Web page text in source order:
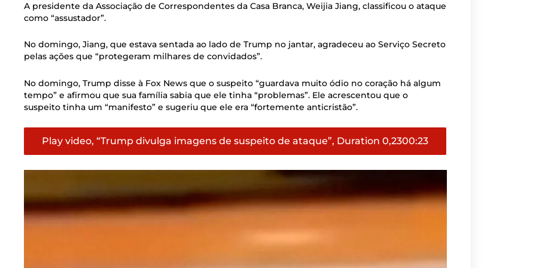
A presidente da Associação de Correspondentes da Casa Branca, Weijia Jiang, classificou o ataque
como “assustador”.
No domingo, Jiang, que estava sentada ao lado de Trump no jantar, agradeceu ao Serviço Secreto
pelas ações que “protegeram milhares de convidados”.
No domingo, Trump disse à Fox News que o suspeito “guardava muito ódio no coração há algum
tempo” e afirmou que sua família sabia que ele tinha “problemas”. Ele acrescentou que o
suspeito tinha um “manifesto” e sugeriu que ele era “fortemente anticristão”.
Play video, “Trump divulga imagens de suspeito de ataque”, Duration 0,2300:23